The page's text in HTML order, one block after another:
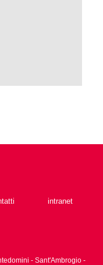
intranet
- Sant'Ambrogio -